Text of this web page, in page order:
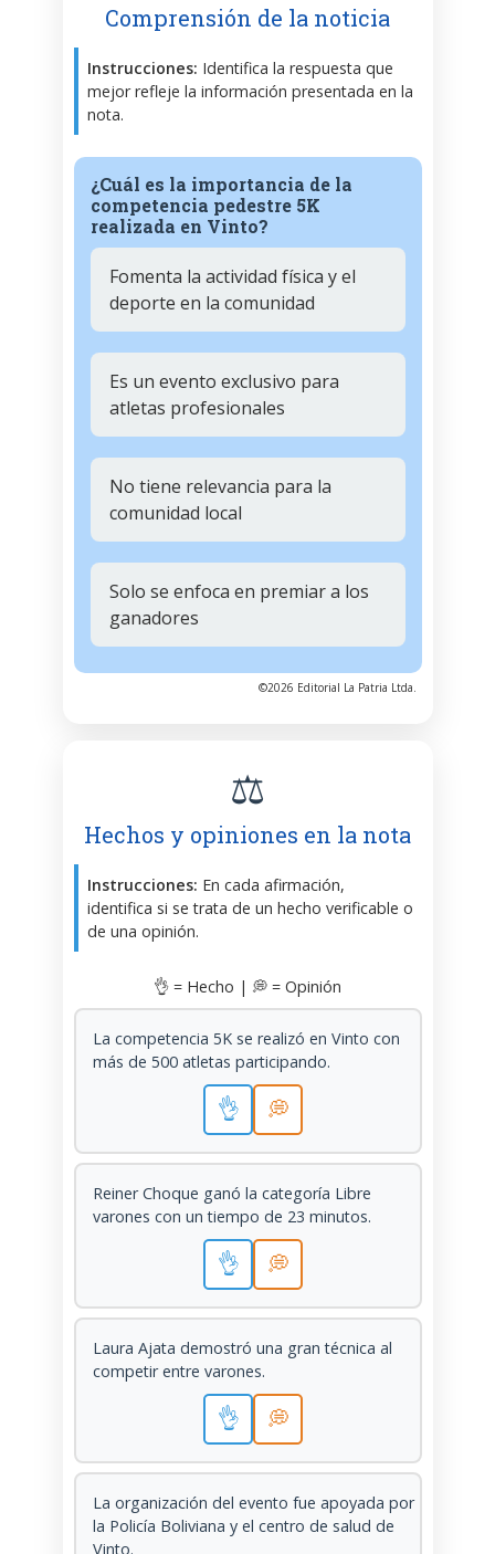
Comprensión de la noticia
Instrucciones: Identifica la respuesta que
mejor refleje la información presentada en la
nota.
¿Cuál es la importancia de la
competencia pedestre 5K
realizada en Vinto?
Fomenta la actividad física y el
deporte en la comunidad
Es un evento exclusivo para
atletas profesionales
No tiene relevancia para la
comunidad local
Solo se enfoca en premiar a los
ganadores
©2026 Editorial La Patria Ltda.
⚖️
Hechos y opiniones en la nota
Instrucciones: En cada afirmación,
identifica si se trata de un hecho verificable o
de una opinión.
👌 = Hecho | 💭 = Opinión
La competencia 5K se realizó en Vinto con
más de 500 atletas participando.
👌 💭
Reiner Choque ganó la categoría Libre
varones con un tiempo de 23 minutos.
👌 💭
Laura Ajata demostró una gran técnica al
competir entre varones.
👌 💭
La organización del evento fue apoyada por
la Policía Boliviana y el centro de salud de
Vinto.